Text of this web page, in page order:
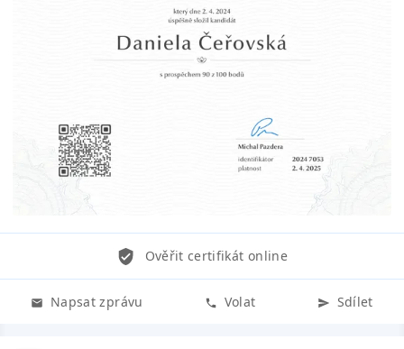
Ověřit certifikát online
Napsat zprávu Volat Sdílet